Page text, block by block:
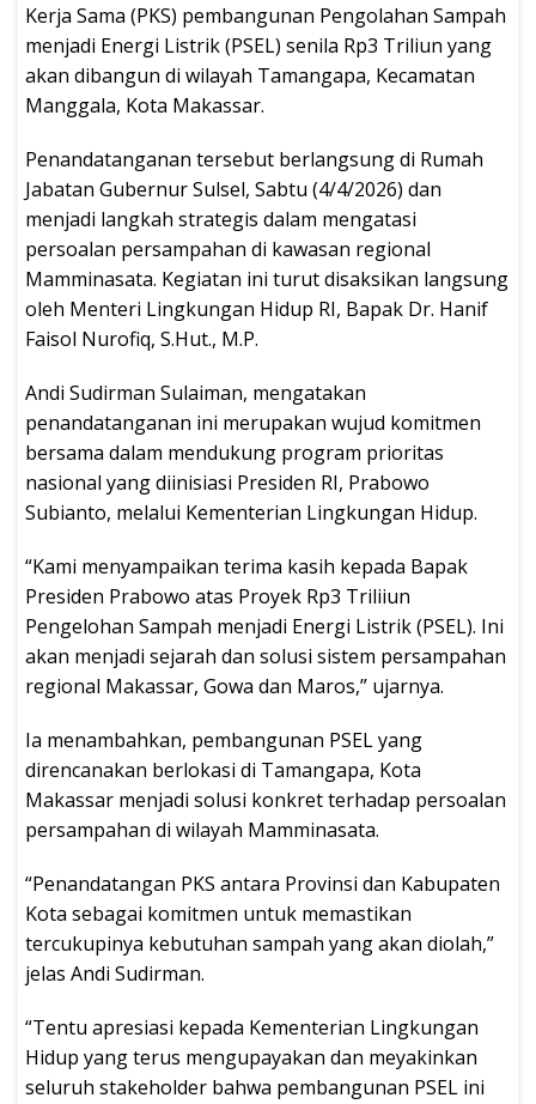
Kerja Sama (PKS) pembangunan Pengolahan Sampah
menjadi Energi Listrik (PSEL) senila Rp3 Triliun yang
akan dibangun di wilayah Tamangapa, Kecamatan
Manggala, Kota Makassar.
Penandatanganan tersebut berlangsung di Rumah
Jabatan Gubernur Sulsel, Sabtu (4/4/2026) dan
menjadi langkah strategis dalam mengatasi
persoalan persampahan di kawasan regional
Mamminasata. Kegiatan ini turut disaksikan langsung
oleh Menteri Lingkungan Hidup RI, Bapak Dr. Hanif
Faisol Nurofiq, S.Hut., M.P.
Andi Sudirman Sulaiman, mengatakan
penandatanganan ini merupakan wujud komitmen
bersama dalam mendukung program prioritas
nasional yang diinisiasi Presiden RI, Prabowo
Subianto, melalui Kementerian Lingkungan Hidup.
“Kami menyampaikan terima kasih kepada Bapak
Presiden Prabowo atas Proyek Rp3 Triliiun
Pengelohan Sampah menjadi Energi Listrik (PSEL). Ini
akan menjadi sejarah dan solusi sistem persampahan
regional Makassar, Gowa dan Maros,” ujarnya.
Ia menambahkan, pembangunan PSEL yang
direncanakan berlokasi di Tamangapa, Kota
Makassar menjadi solusi konkret terhadap persoalan
persampahan di wilayah Mamminasata.
“Penandatangan PKS antara Provinsi dan Kabupaten
Kota sebagai komitmen untuk memastikan
tercukupinya kebutuhan sampah yang akan diolah,”
jelas Andi Sudirman.
“Tentu apresiasi kepada Kementerian Lingkungan
Hidup yang terus mengupayakan dan meyakinkan
seluruh stakeholder bahwa pembangunan PSEL ini